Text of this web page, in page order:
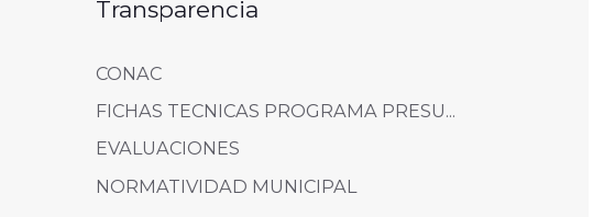
Transparencia
CONAC
FICHAS TECNICAS PROGRAMA PRESU...
EVALUACIONES
NORMATIVIDAD MUNICIPAL